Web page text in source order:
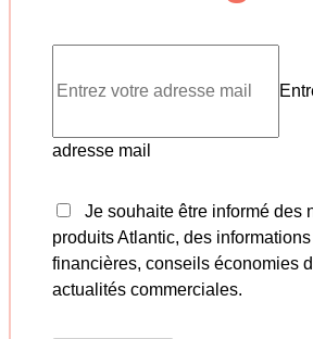
adresse mail
Je souhaite être informé des
produits Atlantic, des
financières, conseils économies
actualités commerciales.